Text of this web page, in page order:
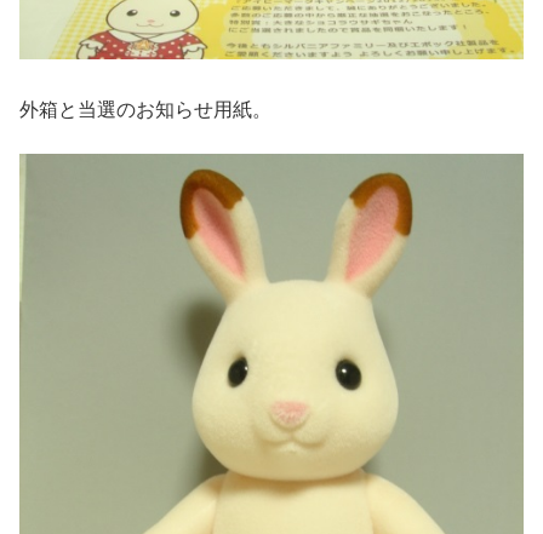
外箱と当選のお知らせ用紙。